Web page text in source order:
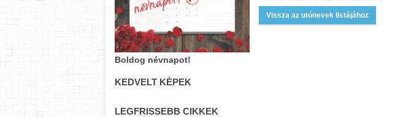
Vissza az utónevek listájához
Boldog névnapot!
KEDVELT KÉPEK
LEGFRISSEBB CIKKEK